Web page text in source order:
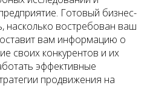
Готовый бизнес-
насколько востребован ваш
вам информацию о
своих конкурентов и их
эффективные
продвижения на